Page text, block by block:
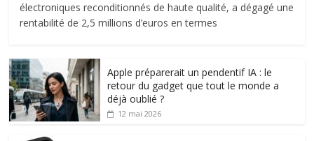
électroniques reconditionnés de haute qualité, a dégagé une
rentabilité de 2,5 millions d’euros en termes
Apple préparerait un pendentif IA : le
retour du gadget que tout le monde a
déjà oublié ?
12 mai 2026